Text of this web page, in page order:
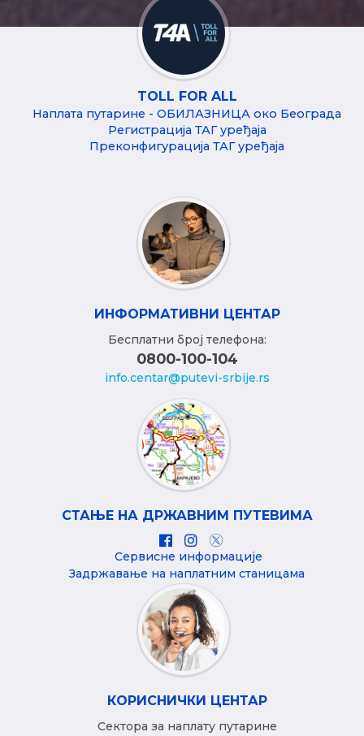
TOLL FOR ALL
Наплата путарине - ОБИЛАЗНИЦА око Београда
Регистрација ТАГ уређаја
Преконфигурација ТАГ уређаја
ИНФОРМАТИВНИ ЦЕНТАР
Бесплатни број телефона:
0800-100-104
info.centar@putevi-srbije.rs
СТАЊЕ НА ДРЖАВНИМ ПУТЕВИМА
Сервисне информације
Задржавање на наплатним станицама
КОРИСНИЧКИ ЦЕНТАР
Сектора за наплату путарине